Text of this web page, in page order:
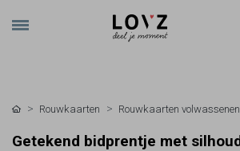
Rouwkaarten Rouwkaarten volwassenen
Getekend bidprentje met